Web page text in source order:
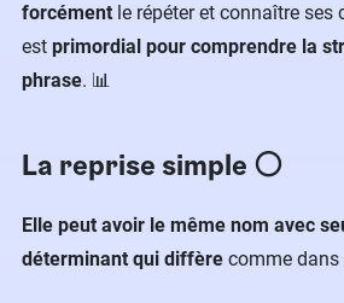
forcément le répéter et connaître
est primordial pour comprendre la
phrase. 📊
La reprise simple ⚪️
Elle peut avoir le même nom avec
déterminant qui diffère comme dans